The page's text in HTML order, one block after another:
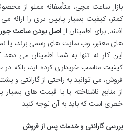
بازار ساعت مچی، متأسفانه مملو از
کمتر، کیفیت بسیار پایین تری را ارائه
افتند. برای اطمینان از اصل بودن ساعت
های معتبر، وب سایت های رسمی برند، یا
این کار نه تنها به شما اطمینان می
کیفیت مناسب خریداری کرده اید، بلکه
فروش، می توانید به راحتی از گارانتی و
از منابع ناشناخته یا با قیمت های
خطری است که باید به آن توجه کنید.
بررسی گارانتی و خدمات پس از فروش